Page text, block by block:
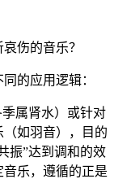
伤的音乐？
的应用逻辑：
属肾水）或针对
如羽音），目的
振”达到调和的效
乐，遵循的正是